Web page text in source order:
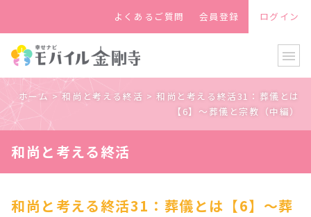
よくあるご質問 会員登録 ログイン
menu
ホーム >和尚と考える終活 > 和尚と考える終活31：葬儀とは
【6】～葬儀と宗教（中編）
和尚と考える終活
和尚と考える終活31：葬儀とは【6】～葬